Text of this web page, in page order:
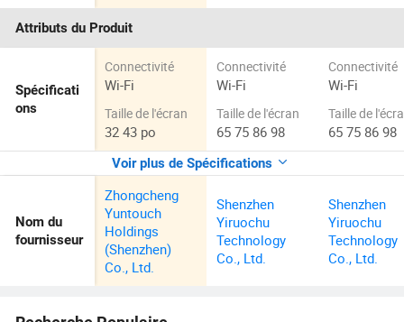
Attributs du Produit
Spécificati
ons
Connectivité
Wi-Fi
Taille de l'écran
32 43 po
Connectivité
Wi-Fi
Taille de l'écran
65 75 86 98
Connectivité
Wi-Fi
Taille de
65 75 86 98
Voir plus de Spécifications
Nom du
fournisseur
Zhongcheng
Yuntouch
Holdings
(Shenzhen)
Co., Ltd.
Shenzhen
Yiruochu
Technology
Co., Ltd.
Shenzhen
Yiruochu
Technology
Co., Ltd.